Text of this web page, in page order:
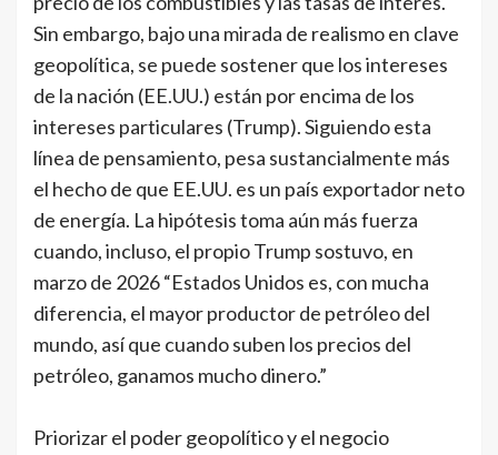
Sin embargo, bajo una mirada de realismo en clave
geopolítica, se puede sostener que los intereses
de la nación (EE.UU.) están por encima de los
intereses particulares (Trump). Siguiendo esta
línea de pensamiento, pesa sustancialmente más
el hecho de que EE.UU. es un país exportador neto
de energía. La hipótesis toma aún más fuerza
cuando, incluso, el propio Trump sostuvo, en
marzo de 2026 “Estados Unidos es, con mucha
diferencia, el mayor productor de petróleo del
mundo, así que cuando suben los precios del
petróleo, ganamos mucho dinero.”
Priorizar el poder geopolítico y el negocio